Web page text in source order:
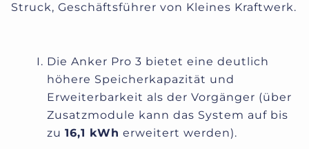
Struck, Geschäftsführer von Kleines Kraftwerk.
Die Anker Pro 3 bietet eine deutlich
höhere Speicherkapazität und
Erweiterbarkeit als der Vorgänger (über
Zusatzmodule kann das System auf bis
zu 16,1 kWh erweitert werden).